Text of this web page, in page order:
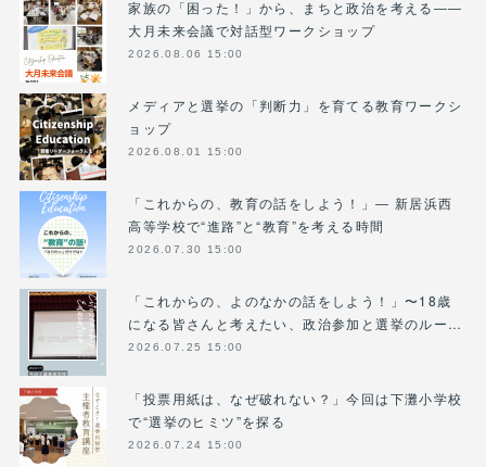
家族の「困った！」から、まちと政治を考える――
大月未来会議で対話型ワークショップ
2026.08.06 15:00
メディアと選挙の「判断力」を育てる教育ワークシ
ョップ
2026.08.01 15:00
「これからの、教育の話をしよう！」― 新居浜西
高等学校で“進路”と“教育”を考える時間
2026.07.30 15:00
「これからの、よのなかの話をしよう！」〜18歳
になる皆さんと考えたい、政治参加と選挙のルー…
2026.07.25 15:00
「投票用紙は、なぜ破れない？」今回は下灘小学校
で“選挙のヒミツ”を探る
2026.07.24 15:00